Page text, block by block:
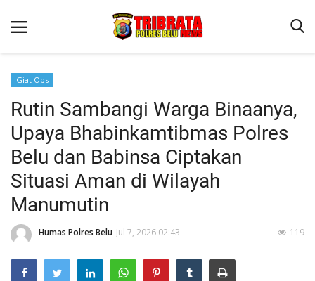
Beranda
Terms & Conditions
Reskrim
Binkam
Lantas
Polisi Kita
Mitra Polisi
Giat Ops
Rutin Sambangi Warga Binaanya,
Upaya Bhabinkamtibmas Polres
Belu dan Babinsa Ciptakan
Situasi Aman di Wilayah
Manumutin
Humas Polres Belu Jul 7, 2026 02:43 119